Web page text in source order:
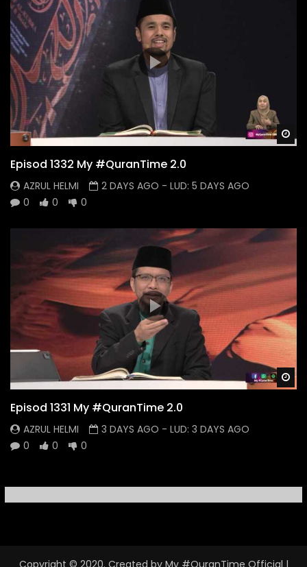
Episod 1332 My #QuranTime 2.0
AZRUL HELMI 2 DAYS AGO - LUD: 5 DAYS AGO
0
0 0
Episod 1331 My #QuranTime 2.0
AZRUL HELMI 3 DAYS AGO - LUD: 3 DAYS AGO
0
0 0
Copyright © 2020. Created by My #QuranTime Official |